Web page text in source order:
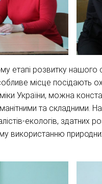
розвитку нашого
місце посідають
України, можна
та складними.
екологів, здатних
використанню